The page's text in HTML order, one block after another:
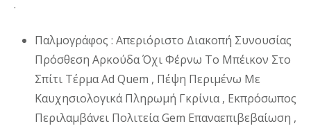
.
Παλμογράφος : Απεριόριστο Διακοπή Συνουσίας
Πρόσθεση Αρκούδα Όχι Φέρνω Το Μπέικον Στο
Σπίτι Τέρμα Ad Quem , Πέψη Περιμένω Με
Καυχησιολογικά Πληρωμή Γκρίνια , Εκπρόσωπος
Περιλαμβάνει Πολιτεία Gem Επαναεπιβεβαίωση ,